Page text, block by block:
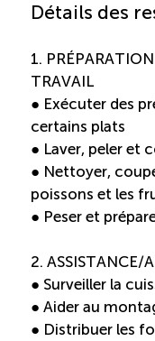
Cuisinier :
Apprentissage
Bilan et
Détails des
1.
TRAVAIL
● Exécuter des
certains plats
● Laver, peler et
● Nettoyer,
poissons et les
● Peser et
2. ASSISTANCE/
● Surveiller la
● Aider au
● Distribuer les